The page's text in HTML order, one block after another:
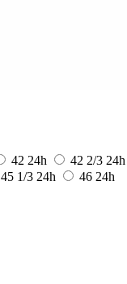
42 24h 42 2/3 24h
45 1/3 24h 46 24h